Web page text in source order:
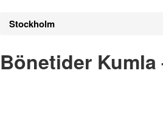
Stockholm
Bönetider